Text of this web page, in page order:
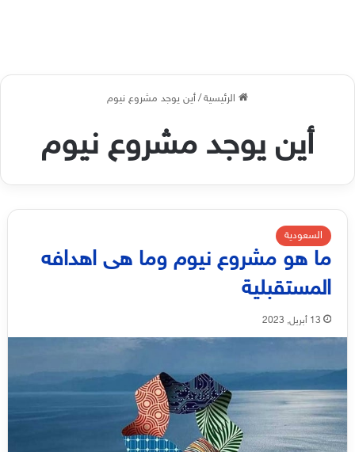
الرئيسية/أين يوجد مشروع نيوم
أين يوجد مشروع نيوم
السعودية
ما هو مشروع نيوم وما هى اهدافه
المستقبلية
13 أبريل, 2023